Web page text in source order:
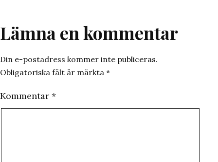
Lämna en kommentar
Din e-postadress kommer inte publiceras.
Obligatoriska fält är märkta *
Kommentar *